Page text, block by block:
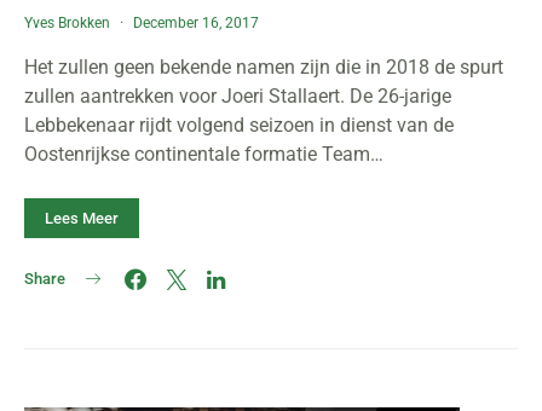
Yves Brokken December 16, 2017
Het zullen geen bekende namen zijn die in 2018 de spurt
zullen aantrekken voor Joeri Stallaert. De 26-jarige
Lebbekenaar rijdt volgend seizoen in dienst van de
Oostenrijkse continentale formatie Team…
Lees Meer
Share